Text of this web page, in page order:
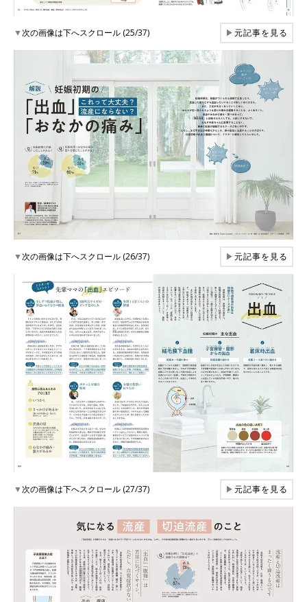
▼次の画像は下へスクロール (25/37) ▶元記事を見る
▼次の画像は下へスクロール (26/37) ▶元記事を見る
▼次の画像は下へスクロール (27/37) ▶元記事を見る